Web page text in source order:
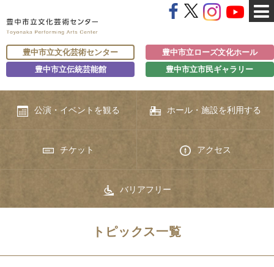
豊中市立文化芸術センター
豊中市立ローズ文化ホール
豊中市立伝統芸能館
豊中市立市民ギャラリー
公演・イベントを観る ホール・施設を利用する
チケット アクセス
バリアフリー
トピックス一覧